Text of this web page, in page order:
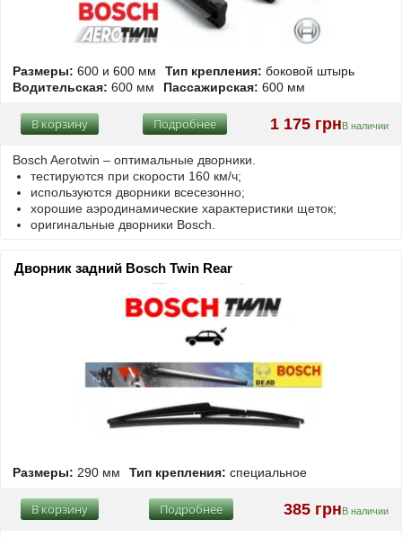
Размеры: 600 и 600 мм Тип крепления: боковой штырь
Водительская: 600 мм Пассажирская: 600 мм
1 175 грн В наличии
Подробнее
В корзину
Bosch Aerotwin – оптимальные дворники.
тестируются при скорости 160 км/ч;
используются дворники всесезонно;
хорошие аэродинамические характеристики щеток;
оригинальные дворники Bosch.
Дворник задний Bosch Twin Rear
Размеры: 290 мм Тип крепления: специальное
385 грн В наличии
Подробнее
В корзину